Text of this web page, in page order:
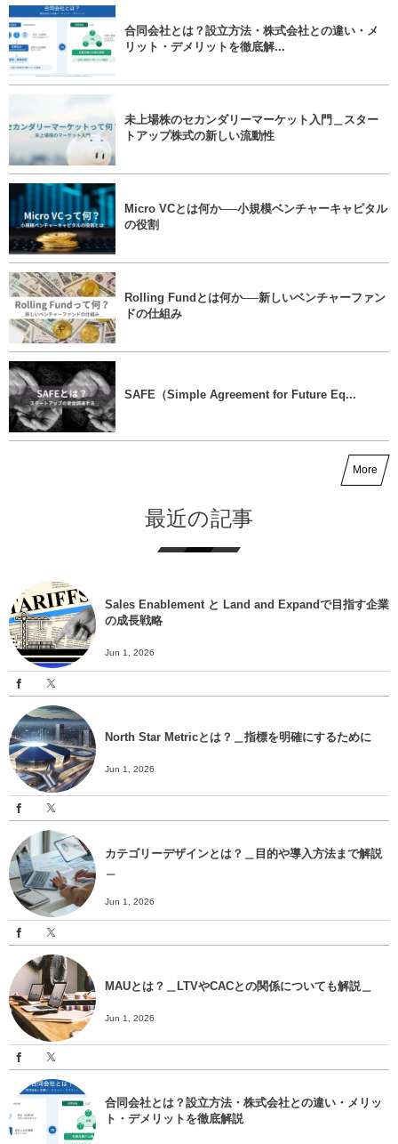
合同会社とは？設立方法・株式会社との違い・メ
リット・デメリットを徹底解...
未上場株のセカンダリーマーケット入門＿スター
トアップ株式の新しい流動性
Micro VCとは何か──小規模ベンチャーキャピタル
の役割
Rolling Fundとは何か──新しいベンチャーファン
ドの仕組み
SAFE（Simple Agreement for Future Eq...
More
最近の記事
Sales Enablement と Land and Expandで目指す企業
の成長戦略
Jun 1, 2026
North Star Metricとは？＿指標を明確にするために
Jun 1, 2026
カテゴリーデザインとは？＿目的や導入方法まで解説
Jun 1, 2026
MAUとは？＿LTVやCACとの関係についても解説＿
Jun 1, 2026
合同会社とは？設立方法・株式会社との違い・メリッ
ト・デメリットを徹底解説